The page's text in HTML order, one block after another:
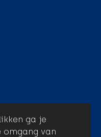
ga je
omgang van